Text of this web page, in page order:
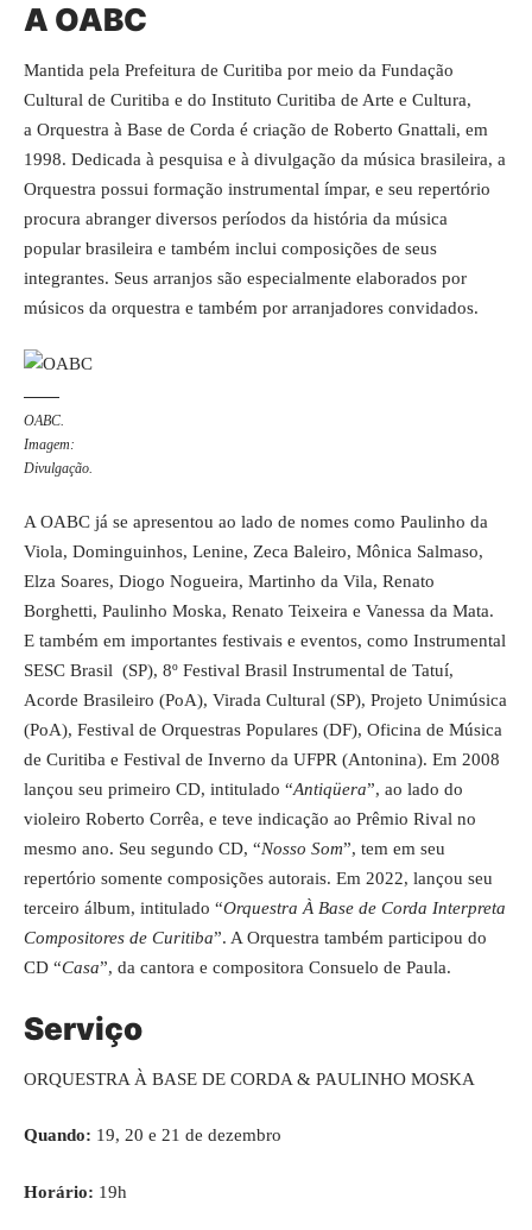
A OABC
Mantida pela Prefeitura de Curitiba por meio da Fundação
Cultural de Curitiba e do Instituto Curitiba de Arte e Cultura,
a Orquestra à Base de Corda é criação de Roberto Gnattali, em
1998. Dedicada à pesquisa e à divulgação da música brasileira, a
Orquestra possui formação instrumental ímpar, e seu repertório
procura abranger diversos períodos da história da música
popular brasileira e também inclui composições de seus
integrantes. Seus arranjos são especialmente elaborados por
músicos da orquestra e também por arranjadores convidados.
OABC.
Imagem:
Divulgação.
A OABC já se apresentou ao lado de nomes como Paulinho da
Viola, Dominguinhos, Lenine, Zeca Baleiro, Mônica Salmaso,
Elza Soares, Diogo Nogueira, Martinho da Vila, Renato
Borghetti, Paulinho Moska, Renato Teixeira e Vanessa da Mata.
E também em importantes festivais e eventos, como Instrumental
SESC Brasil (SP), 8º Festival Brasil Instrumental de Tatuí,
Acorde Brasileiro (PoA), Virada Cultural (SP), Projeto Unimúsica
(PoA), Festival de Orquestras Populares (DF), Oficina de Música
de Curitiba e Festival de Inverno da UFPR (Antonina). Em 2008
lançou seu primeiro CD, intitulado “Antiqüera”, ao lado do
violeiro Roberto Corrêa, e teve indicação ao Prêmio Rival no
mesmo ano. Seu segundo CD, “Nosso Som”, tem em seu
repertório somente composições autorais. Em 2022, lançou seu
terceiro álbum, intitulado “Orquestra À Base de Corda Interpreta
Compositores de Curitiba”. A Orquestra também participou do
CD “Casa”, da cantora e compositora Consuelo de Paula.
Serviço
ORQUESTRA À BASE DE CORDA & PAULINHO MOSKA
Quando: 19, 20 e 21 de dezembro
Horário: 19h